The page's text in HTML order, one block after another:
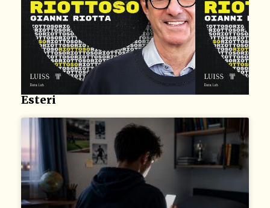
Esteri